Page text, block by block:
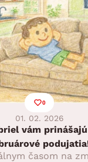
0
01. 02. 2026
vám
časom na